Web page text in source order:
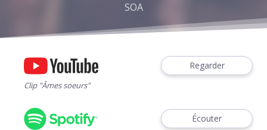
SOA
Regarder
Clip "Âmes soeurs"
Écouter